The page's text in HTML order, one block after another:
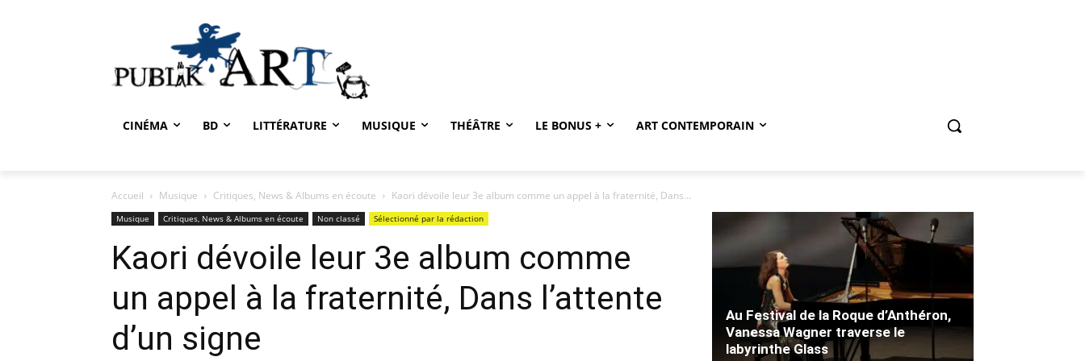
CINÉMA BD LITTÉRATURE MUSIQUE THÉÂTRE LE BONUS + ART CONTEMPORAIN
Accueil Musique Critiques, News & Albums en écoute Kaori dévoile leur 3e album comme un appel à la fraternité, Dans...
Musique Critiques, News & Albums en écoute Non classé Sélectionné par la rédaction
Kaori dévoile leur 3e album comme
un appel à la fraternité, Dans l’attente
d’un signe
Au Festival de la Roque d’Anthéron,
Vanessa Wagner traverse le
labyrinthe Glass